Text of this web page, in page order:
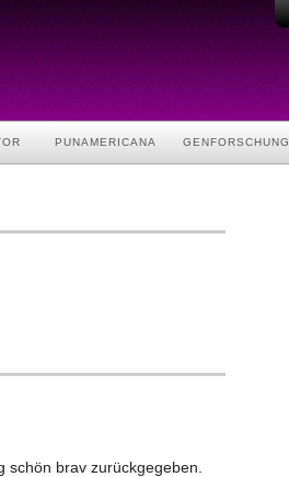
PUNAMERICANA GENFORSCHUNG
brav zurückgegeben.